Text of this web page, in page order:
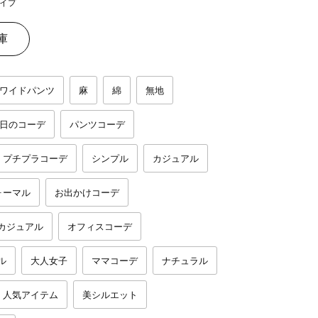
プ
ワイドパンツ 麻 綿 無地
のコーデ パンツコーデ
プチプラコーデ シンプル カジュアル
ーマル お出かけコーデ
ジュアル オフィスコーデ
大人女子 ママコーデ ナチュラル
人気アイテム 美シルエット